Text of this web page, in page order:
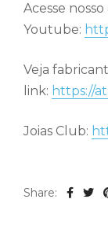
Acesse
Youtube:
Veja
link: https://
Joias Club:
Share: